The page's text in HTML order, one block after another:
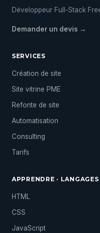
Développeur Full-Stack
Demander un devis →
SERVICES
Création de site
Site vitrine PME
Refonte de site
Automatisation
Consulting
Tarifs
APPRENDRE · LANGAGES
HTML
CSS
JavaScript